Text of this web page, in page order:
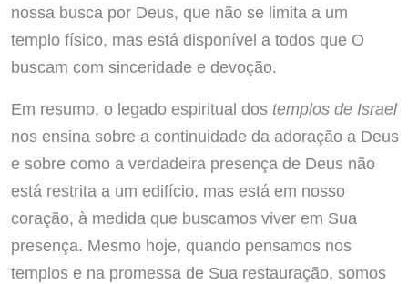
nossa busca por Deus, que não se limita a um
templo físico, mas está disponível a todos que O
buscam com sinceridade e devoção.
Em resumo, o legado espiritual dos templos de Israel
nos ensina sobre a continuidade da adoração a Deus
e sobre como a verdadeira presença de Deus não
está restrita a um edifício, mas está em nosso
coração, à medida que buscamos viver em Sua
presença. Mesmo hoje, quando pensamos nos
templos e na promessa de Sua restauração, somos